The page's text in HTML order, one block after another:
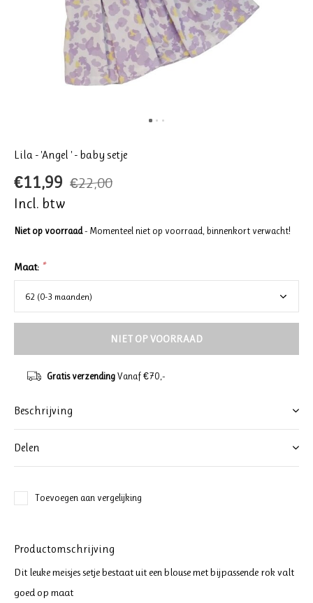
Lila - 'Angel ' - baby setje
€11,99 €22,00
Incl. btw
Niet op voorraad- Momenteel niet op voorraad, binnenkort verwacht!
Maat: *
NIET OP VOORRAAD
Gratis verzendingVanaf €70,-
Beschrijving
Delen
Toevoegen aan vergelijking
Productomschrijving
Dit leuke meisjes setje bestaat uit een blouse met bijpassende rok valt
goed op maat